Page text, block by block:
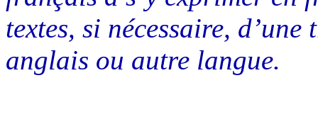
textes, si nécessaire,
anglais ou autre langue.